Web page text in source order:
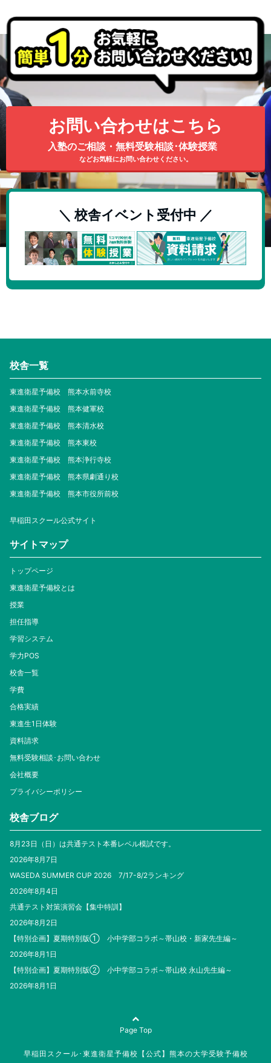
お問い合わせはこちら
入塾のご相談・無料受験相談･体験授業
などお気軽にお問い合わせください。
＼ 校舎イベント受付中 ／
校舎一覧
東進衛星予備校 熊本水前寺校
東進衛星予備校 熊本健軍校
東進衛星予備校 熊本清水校
東進衛星予備校 熊本東校
東進衛星予備校 熊本浄行寺校
東進衛星予備校 熊本県劇通り校
東進衛星予備校 熊本市役所前校
早稲田スクール公式サイト
サイトマップ
トップページ
東進衛星予備校とは
授業
担任指導
学習システム
学力POS
校舎一覧
学費
合格実績
東進生1日体験
資料請求
無料受験相談･お問い合わせ
会社概要
プライバシーポリシー
校舎ブログ
8月23日（日）は共通テスト本番レベル模試です。
2026年8月7日
WASEDA SUMMER CUP 2026 7/17-8/2ランキング
2026年8月4日
共通テスト対策演習会【集中特訓】
2026年8月2日
【特別企画】夏期特別版① 小中学部コラボ～帯山校・新家先生編～
2026年8月1日
【特別企画】夏期特別版② 小中学部コラボ～帯山校 永山先生編～
2026年8月1日
Page Top
早稲田スクール･東進衛星予備校【公式】熊本の大学受験予備校